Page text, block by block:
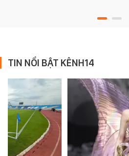
TIN NỔI BẬT KÊNH14